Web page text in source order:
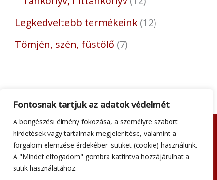
Fontosnak tartjuk az adatok védelmét
A böngészési élmény fokozása, a személyre szabott
hirdetések vagy tartalmak megjelenítése, valamint a
forgalom elemzése érdekében sütiket (cookie) használunk.
A "Mindet elfogadom" gombra kattintva hozzájárulhat a
sütik használatához.
Legkedveltebb termékeink 12
Tömjén, szén, füstölő 7
Adatkezelési tájékoztató
Általános szerződési feltételek